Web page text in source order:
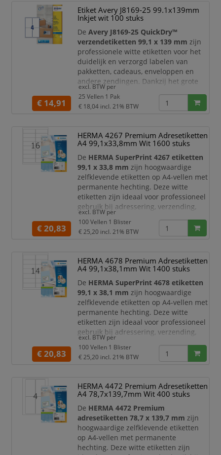
aanvullende bezorginformatie.
Deze Avery etiketten zijn geschikt voor
laserprintersen geoptimaliseerd vo
Etiket Avery J8169-25 99.1x139mm
Inkjet wit 100 stuks
DeAvery J8169-25 QuickDry™
verzendetiketten 99,1 x 139 mm zijn
professionele witte etiketten voor het
duidelijk en verzorgd labelen van
pakketten, cadeaus, enveloppen en
andere zendingen. Dankzij het grote
formaat bieden deze verzendetiketten
voldoende ruimte voor adresgegevens,
retourinformatie, barcodes,
bezorginstructies.
Deze etiketten zijn speciaal ontwikkeld
voorinkjetprintersen zijn geschikt
voor alle gang
€ 14,91
excl. BTW per
25 Vellen 1 Pak
€ 18,04 incl. 21% BTW
HERMA 4267 Premium Adresetiketten
A4 99,1x33,8mm Wit 1600 stuks
De HERMA SuperPrint 4267 etiketten
99,1 x 33,8 mm zijn hoogwaardige
zelfklevende etiketten op A4-vellen met
permanente hechting. Deze witte
etiketten zijn ideaal voor professioneel
gebruik bij adressering, verzending,
mailings, archivering, administratie en
kantoororganisatie. Dankzij het
langwerpige formaat zijn ze zeer
retourlabels, verzendinformatie,
dossierlabels, barcode-etiketten en
duidelijke documentmarkering
€ 20,83
excl. BTW per
100 Vellen 1 Blister
€ 25,20 incl. 21% BTW
HERMA 4678 Premium Adresetiketten
A4 99,1x38,1mm Wit 1400 stuks
De HERMA SuperPrint 4678 etiketten
99,1 x 38,1 mm zijn hoogwaardige
zelfklevende etiketten op A4-vellen met
permanente hechting. Deze witte
etiketten zijn ideaal voor professioneel
gebruik bij adressering, verzending,
mailings, archivering, administratie en
kantoororganisatie. Dankzij het
praktische langwerpige formaat zijn ze
retourlabels, verzendinformatie,
dossierlabels en duidelijke
documentmarkeringen.
D
€ 20,83
excl. BTW per
100 Vellen 1 Blister
€ 25,20 incl. 21% BTW
HERMA 4472 Premium Adresetiketten
A4 78,7x139,7mm Wit 400 stuks
De HERMA 4472 Premium
adresetiketten 78,7 x 139,7 mm zijn
hoogwaardige zelfklevende etiketten
op A4-vellen met permanente
hechting. Deze witte etiketten zijn